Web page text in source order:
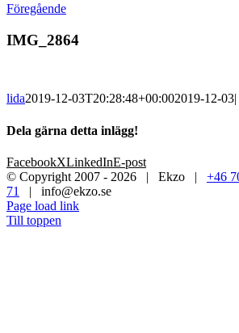
Föregående
IMG_2864
lida2019-12-03T20:28:48+00:002019-12-03|
Dela gärna detta inlägg!
FacebookXLinkedInE-post
© Copyright 2007 - 2026 | Ekzo | +46
71
| info@ekzo.se
Page load link
Till toppen